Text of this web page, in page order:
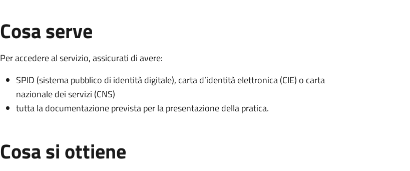
Cosa serve
Per accedere al servizio, assicurati di avere:
SPID (sistema pubblico di identità digitale), carta d’identità elettronica (CIE) o carta
nazionale dei servizi (CNS)
tutta la documentazione prevista per la presentazione della pratica.
Cosa si ottiene